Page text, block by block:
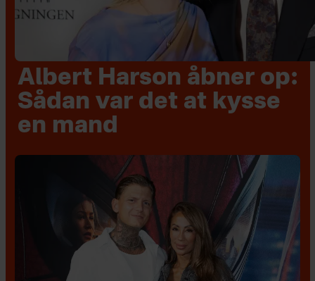
Albert Harson åbner op:
Sådan var det at kysse
en mand